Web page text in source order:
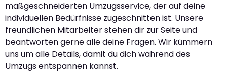
maßgeschneiderten Umzugsservice, der auf deine
individuellen Bedürfnisse zugeschnitten ist. Unsere
freundlichen Mitarbeiter stehen dir zur Seite und
beantworten gerne alle deine Fragen. Wir kümmern
uns um alle Details, damit du dich während des
Umzugs entspannen kannst.